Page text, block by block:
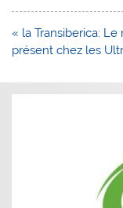
Navigation
de
« la Transiberica:
présent chez les